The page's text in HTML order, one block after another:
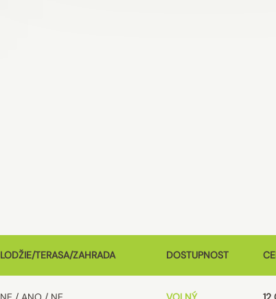
LODŽIE/TERASA/ZAHRADA DOSTUPNOST